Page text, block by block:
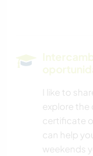
I like to
explore the
certificate
can help
weekends